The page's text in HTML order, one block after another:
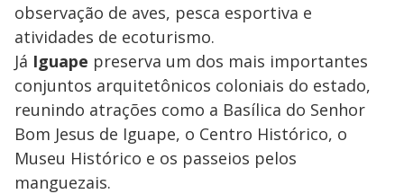
observação de aves, pesca esportiva e
atividades de ecoturismo.
Já Iguape preserva um dos mais importantes
conjuntos arquitetônicos coloniais do estado,
reunindo atrações como a Basílica do Senhor
Bom Jesus de Iguape, o Centro Histórico, o
Museu Histórico e os passeios pelos
manguezais.